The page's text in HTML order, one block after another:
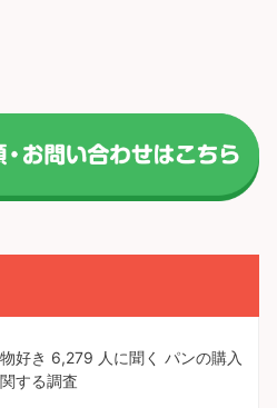
好き 6,279 人に聞く パンの購入
する調査